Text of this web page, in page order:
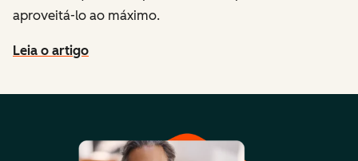
aproveitá-lo ao máximo.
Leia o artigo